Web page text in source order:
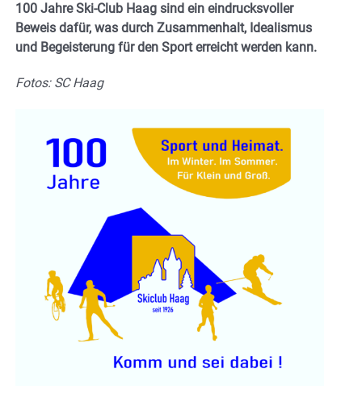
100 Jahre Ski-Club Haag sind ein eindrucksvoller
Beweis dafür, was durch Zusammenhalt, Idealismus
und Begeisterung für den Sport erreicht werden kann.
Fotos: SC Haag